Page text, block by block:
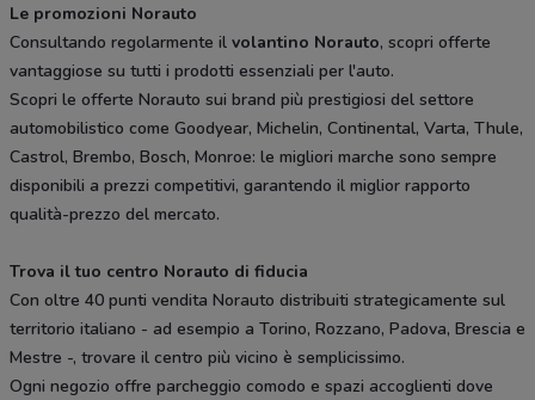
Le promozioni Norauto
Consultando regolarmente il volantino Norauto, scopri offerte
vantaggiose su tutti i prodotti essenziali per l'auto.
Scopri le offerte Norauto sui brand più prestigiosi del settore
automobilistico come Goodyear, Michelin, Continental, Varta, Thule,
Castrol, Brembo, Bosch, Monroe: le migliori marche sono sempre
disponibili a prezzi competitivi, garantendo il miglior rapporto
qualità-prezzo del mercato.
Trova il tuo centro Norauto di fiducia
Con oltre 40 punti vendita Norauto distribuiti strategicamente sul
territorio italiano - ad esempio a Torino, Rozzano, Padova, Brescia e
Mestre -, trovare il centro più vicino è semplicissimo.
Ogni negozio offre parcheggio comodo e spazi accoglienti dove